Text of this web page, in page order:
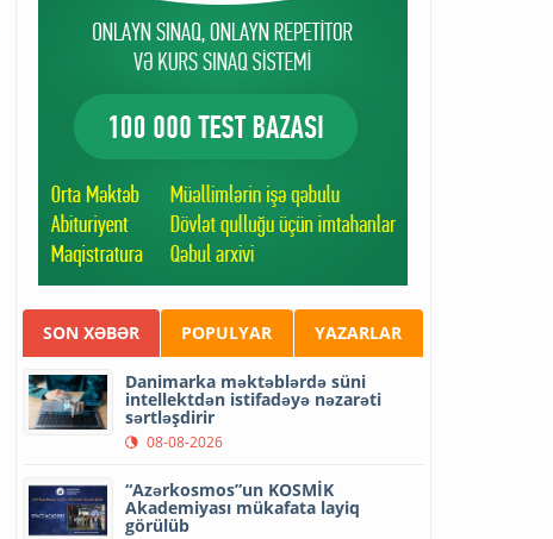
SON XƏBƏR POPULYAR YAZARLAR
Danimarka məktəblərdə süni
intellektdən istifadəyə nəzarəti
sərtləşdirir
08-08-2026
“Azərkosmos”un KOSMİK
Akademiyası mükafata layiq
görülüb